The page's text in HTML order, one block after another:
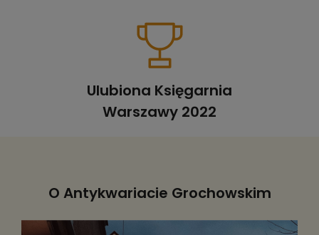
Ulubiona Księgarnia
Warszawy 2022
O Antykwariacie Grochowskim